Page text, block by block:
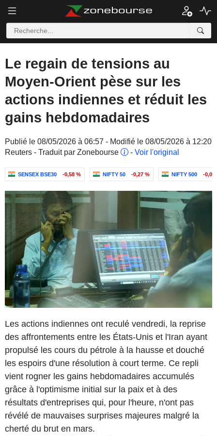
Le regain de tensions au
Moyen-Orient pèse sur les
actions indiennes et réduit les
gains hebdomadaires
Publié le 08/05/2026 à 06:57 - Modifié le 08/05/2026 à 12:20
Reuters - Traduit par Zonebourse
- Voir l'original
SENSEX BSE30 -0,58 % NIFTY 50 -0,27 % NIFTY 500 -0,07
Les actions indiennes ont reculé vendredi, la reprise
des affrontements entre les États-Unis et l'Iran ayant
propulsé les cours du pétrole à la hausse et douché
les espoirs d'une résolution à court terme. Ce repli
vient rogner les gains hebdomadaires accumulés
grâce à l'optimisme initial sur la paix et à des
résultats d'entreprises qui, pour l'heure, n'ont pas
révélé de mauvaises surprises majeures malgré la
cherté du brut en mars.